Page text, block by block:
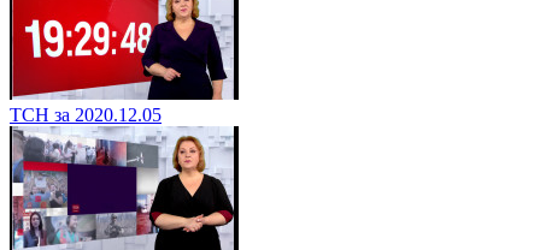
ТСН за 2020.12.05